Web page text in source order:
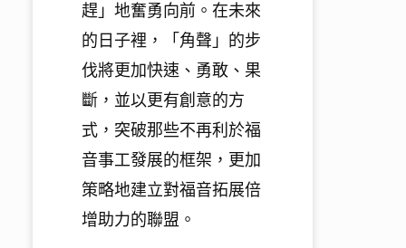
趕」地奮勇向前。 在未來
的日子裡，「角聲」的步
伐將更加快速、勇敢、果
斷， 並以更有創意的方
式，突破那些不再利於福
音事工發展的框架， 更加
策略地建立對福音拓展倍
增助力的聯盟。